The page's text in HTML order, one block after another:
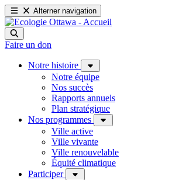
Alterner navigation
Faire un don
Notre histoire
Notre équipe
Nos succès
Rapports annuels
Plan stratégique
Nos programmes
Ville active
Ville vivante
Ville renouvelable
Équité climatique
Participer